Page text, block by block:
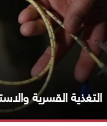
التغذية القسرية